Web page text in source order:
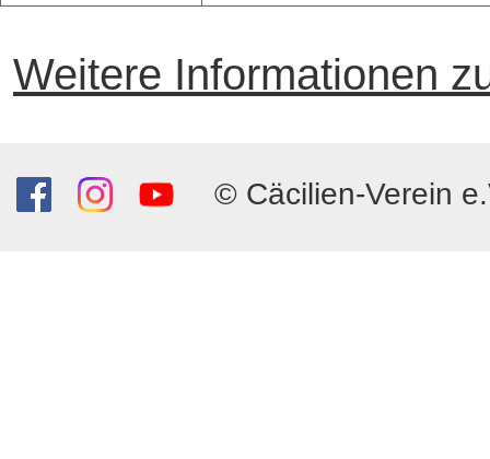
Weitere Informationen
© Cäcilien-Verein